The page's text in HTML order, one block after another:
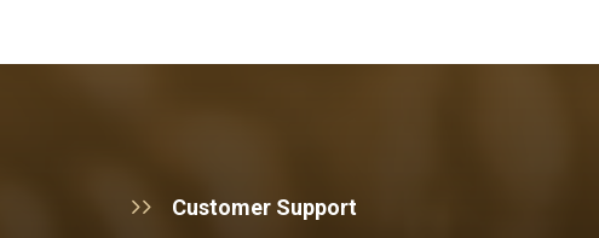
Customer Support